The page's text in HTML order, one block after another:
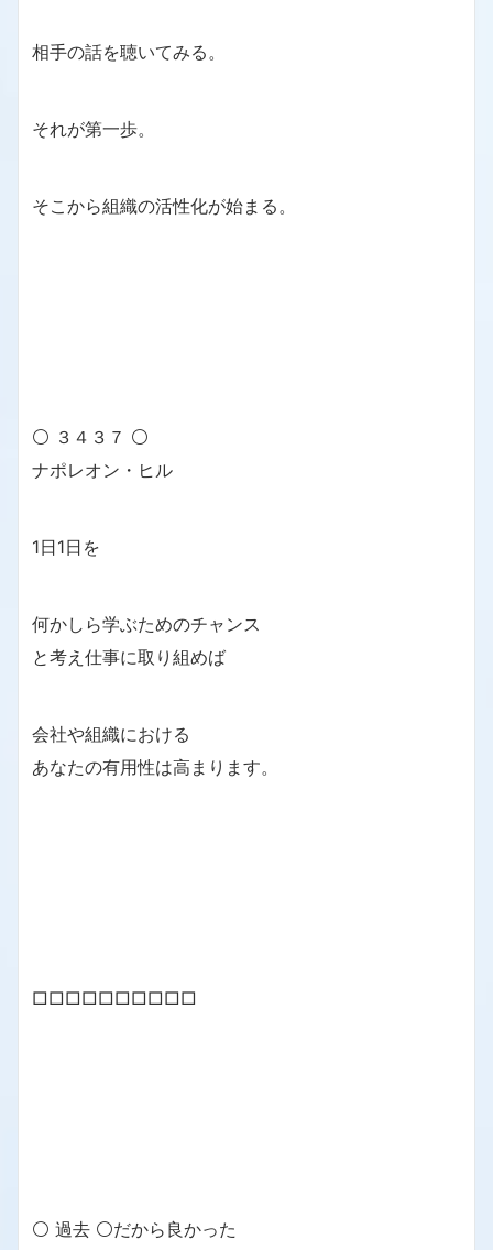
相手の話を聴いてみる。
それが第一歩。
そこから組織の活性化が始まる。
⚪ ３４３７ ⚪
ナポレオン・ヒル
1日1日を
何かしら学ぶためのチャンス
と考え仕事に取り組めば
会社や組織における
あなたの有用性は高まります。
□□□□□□□□□□
⚪ 過去 ⚪だから良かった